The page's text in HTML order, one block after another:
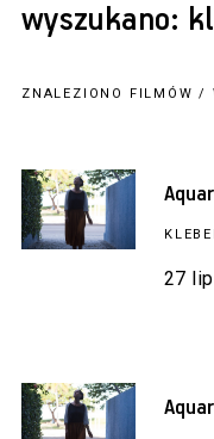
wyszukano:
ZNALEZIONO FILMÓW /
27